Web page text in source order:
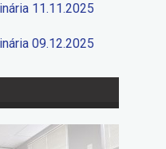
11.11.2025
09.12.2025